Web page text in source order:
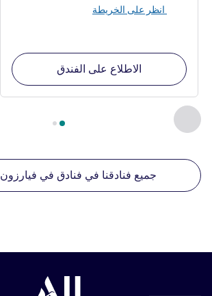
السابق - منشآتنا الأخرى القريبة
الصفحة
الاطلاع على الفندق
جميع فنادقنا في فنادق في فيارزون Vierzon